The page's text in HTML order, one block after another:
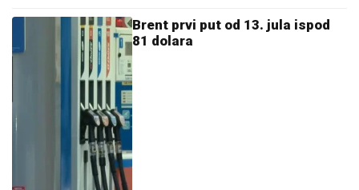
Brent prvi put od 13. jula ispod
81 dolara